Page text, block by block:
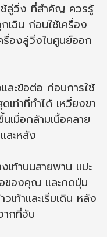
ช้ลู่วิ่ง ที่สำคัญ ควรรู้
เฉิน ก่อนใช้เครื่อง
รื่องลู่วิ่งในศูนย์ออก
ละข้อต่อ ก่อนการใช้
เท่าที่ทำได้ เหวี่ยงขา
เมื่อกล้ามเนื้อคลาย
ละหลัง
เท้าบนสายพาน แปะ
อของคุณ และกดปุ่ม
เท้าและเริ่มเดิน หลัง
กที่จับ